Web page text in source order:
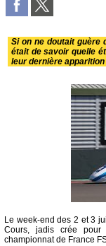
Si on ne doutait guère
était de savoir quelle
leur dernière
Le week-end des 2 et 3
Cours, jadis crée
championnat de France